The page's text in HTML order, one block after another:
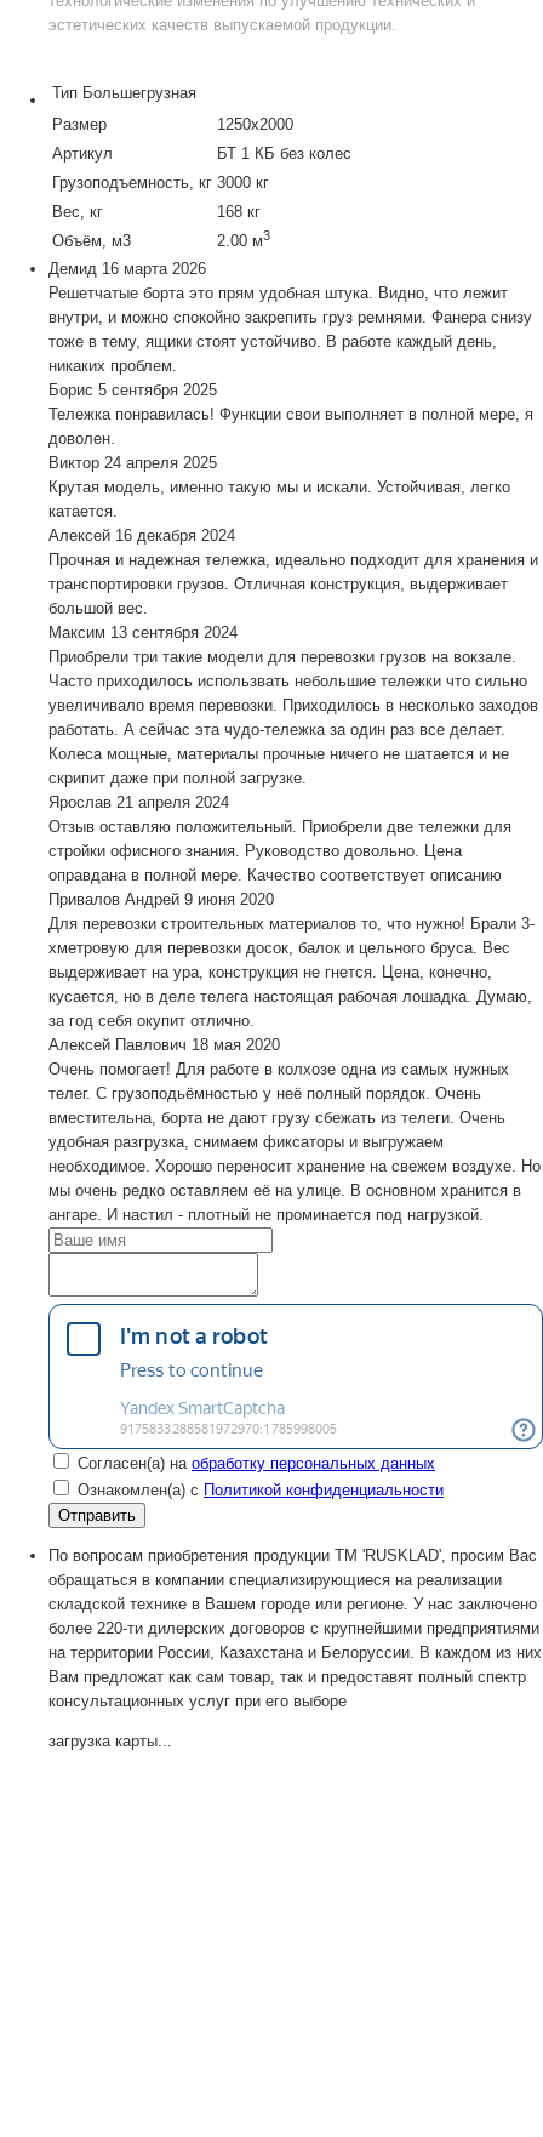
эстетических качеств выпускаемой продукции.
Тип Большегрузная
Размер
1250х2000
Артикул
БТ 1 КБ без колес
Грузоподъемность, кг 3000 кг
Вес, кг
168 кг
Объём, м3
2.00 м3
Демид 16 марта 2026
Решетчатые борта это прям удобная штука. Видно, что лежит
внутри, и можно спокойно закрепить груз ремнями. Фанера снизу
тоже в тему, ящики стоят устойчиво. В работе каждый день,
никаких проблем.
Борис 5 сентября 2025
Тележка понравилась! Функции свои выполняет в полной мере, я
доволен.
Виктор 24 апреля 2025
Крутая модель, именно такую мы и искали. Устойчивая, легко
катается.
Алексей 16 декабря 2024
Прочная и надежная тележка, идеально подходит для хранения и
транспортировки грузов. Отличная конструкция, выдерживает
большой вес.
Максим 13 сентября 2024
Приобрели три такие модели для перевозки грузов на вокзале.
Часто приходилось использвать небольшие тележки что сильно
увеличивало время перевозки. Приходилось в несколько заходов
работать. А сейчас эта чудо-тележка за один раз все делает.
Колеса мощные, материалы прочные ничего не шатается и не
скрипит даже при полной загрузке.
Ярослав 21 апреля 2024
Отзыв оставляю положительный. Приобрели две тележки для
стройки офисного знания. Руководство довольно. Цена
оправдана в полной мере. Качество соответствует описанию
Привалов Андрей 9 июня 2020
Для перевозки строительных материалов то, что нужно! Брали 3-
хметровую для перевозки досок, балок и цельного бруса. Вес
выдерживает на ура, конструкция не гнется. Цена, конечно,
кусается, но в деле телега настоящая рабочая лошадка. Думаю,
за год себя окупит отлично.
Алексей Павлович 18 мая 2020
Очень помогает! Для работе в колхозе одна из самых нужных
телег. С грузоподьёмностью у неё полный порядок. Очень
вместительна, борта не дают грузу сбежать из телеги. Очень
удобная разгрузка, снимаем фиксаторы и выгружаем
необходимое. Хорошо переносит хранение на свежем воздухе. Но
мы очень редко оставляем её на улице. В основном хранится в
ангаре. И настил - плотный не проминается под нагрузкой.
Согласен(а) на обработку персональных данных
Ознакомлен(а) с Политикой конфиденциальности
По вопросам приобретения продукции TM 'RUSKLAD', просим Вас
обращаться в компании специализирующиеся на реализации
складской технике в Вашем городе или регионе. У нас заключено
более 220-ти дилерских договоров с крупнейшими предприятиями
на территории России, Казахстана и Белоруссии. В каждом из них
Вам предложат как сам товар, так и предоставят полный спектр
консультационных услуг при его выборе
загрузка карты...